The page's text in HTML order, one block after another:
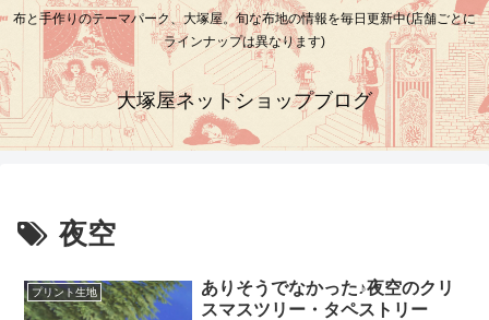
布と手作りのテーマパーク、大塚屋。旬な布地の情報を毎日更新中(店舗ごとに
ラインナップは異なります)
大塚屋ネットショップブログ
夜空
プリント生地
ありそうでなかった♪夜空のクリ
スマスツリー・タペストリー